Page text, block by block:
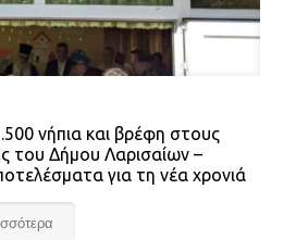
νήπια και βρέφη στους
του Δήμου Λαρισαίων –
για τη νέα χρονιά